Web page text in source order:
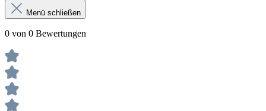
Menü schließen
0 von 0 Bewertungen